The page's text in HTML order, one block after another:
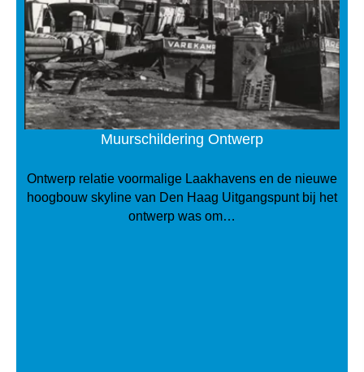
Muurschildering Ontwerp
Ontwerp relatie voormalige Laakhavens en de nieuwe
hoogbouw skyline van Den Haag Uitgangspunt bij het
ontwerp was om…